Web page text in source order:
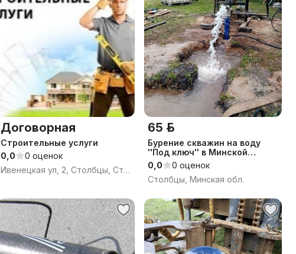
Договорная
Строительные услуги
0,0
0 оценок
Ивенецкая ул, 2, Столбцы, Столбцовский район, Минская область
65 р.
Бурение скважин на воду
''Под ключ'' в Минской
области. Летние цены.
Гарантия. Рассрочка 0%.
0,0
0 оценок
Столбцы, Минская обл.